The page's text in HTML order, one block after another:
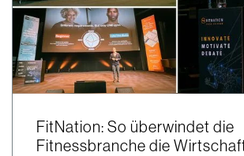
FitNation: So überwindet die
Fitnessbranche die